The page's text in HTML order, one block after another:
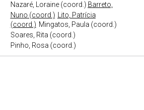
Nazaré, Loraine (coord.) Barreto,
Nuno (coord.)
Lito, Patrícia
(coord.) Mingatos, Paula (coord.)
Soares, Rita (coord.)
Pinho, Rosa (coord.)